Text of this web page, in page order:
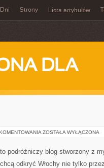
Dni Strony Lista artykułów
DLA
PIEMONT
ZOSTAŁA WYŁĄCZONA
podróżniczy blog stworzony z
odkryć Włochy nie tylko przez